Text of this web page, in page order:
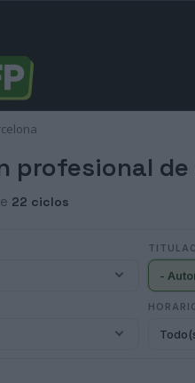
profesional
22 ciclos
-